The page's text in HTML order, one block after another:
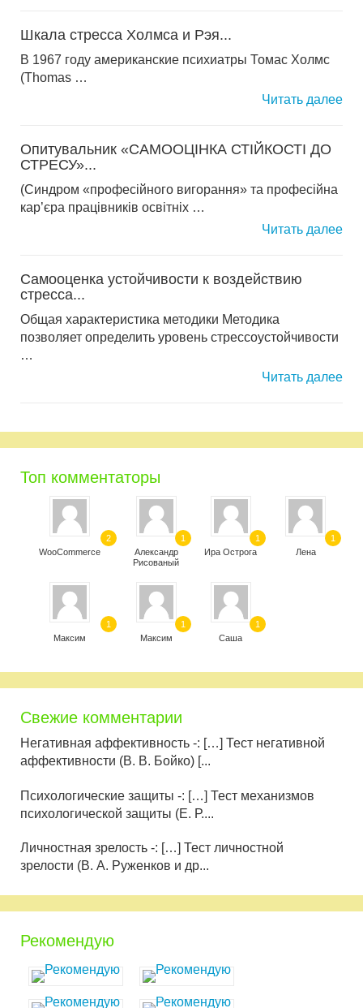
Шкала стресса Холмса и Рэя...
В 1967 году американские психиатры Томас Холмс
(Thomas …
Читать далее
Опитувальник «САМООЦІНКА СТІЙКОСТІ ДО
СТРЕСУ»...
(Синдром «професійного вигорання» та професійна
кар’єра працівників освітніх …
Читать далее
Самооценка устойчивости к воздействию
стресса...
Общая характеристика методики Методика
позволяет определить уровень стрессоустойчивости
…
Читать далее
Топ комментаторы
WooCommerce
2
Александр
Рисованый
1
Ира Острога
1
Лена
1
Максим
1
Максим
1
Саша
1
Свежие комментарии
Негативная аффективность -: […] Тест негативной
аффективности (В. В. Бойко) [...
Психологические защиты -: […] Тест механизмов
психологической защиты (Е. Р....
Личностная зрелость -: […] Тест личностной
зрелости (В. А. Руженков и др...
Рекомендую